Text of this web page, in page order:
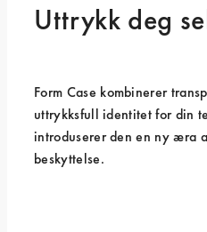
Uttrykk deg
Form Case kombinerer
uttrykksfull identitet for din
introduserer den en ny æra
beskyttelse.